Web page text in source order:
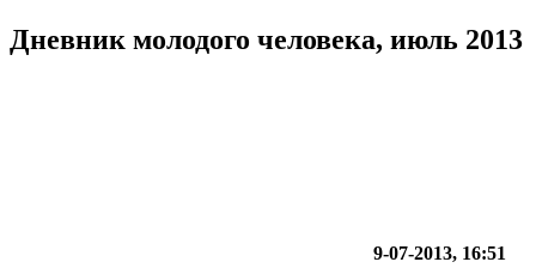
Дневник молодого человека, июль 2013
9-07-2013, 16:51